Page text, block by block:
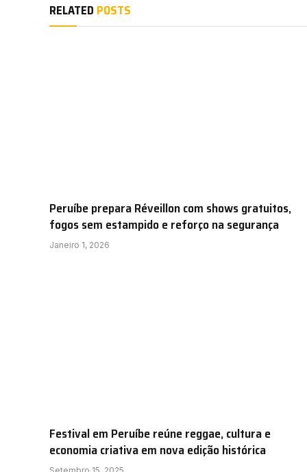
RELATED POSTS
Peruíbe prepara Réveillon com shows gratuitos,
fogos sem estampido e reforço na segurança
Janeiro 1, 2026
Festival em Peruíbe reúne reggae, cultura e
economia criativa em nova edição histórica